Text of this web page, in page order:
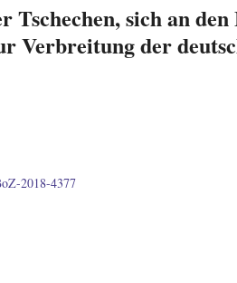
sich an
Verbreitung der
2018-4377